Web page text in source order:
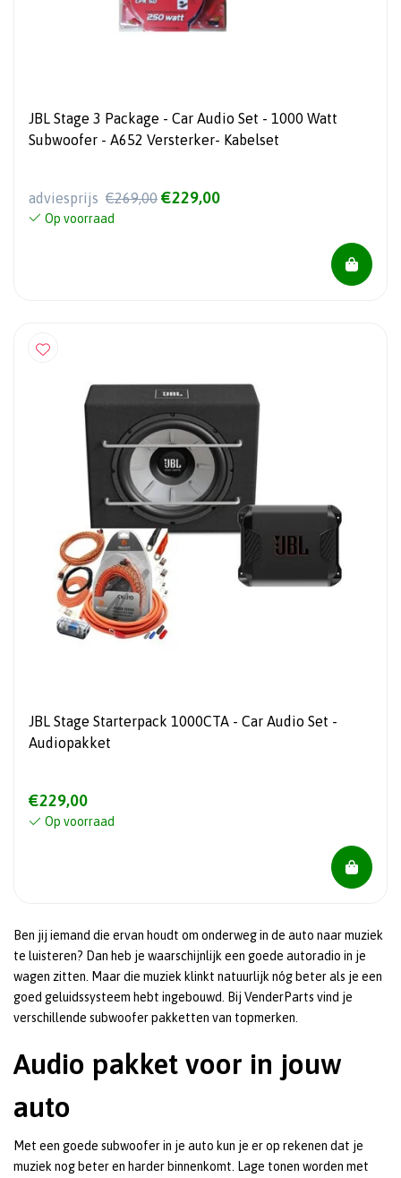
JBL Stage 3 Package - Car Audio Set - 1000 Watt
Subwoofer - A652 Versterker- Kabelset
adviesprijs €269,00 €229,00
Op voorraad
JBL Stage Starterpack 1000CTA - Car Audio Set -
Audiopakket
€229,00
Op voorraad
Ben jij iemand die ervan houdt om onderweg in de auto naar muziek
te luisteren? Dan heb je waarschijnlijk een goede autoradio in je
wagen zitten. Maar die muziek klinkt natuurlijk nóg beter als je een
goed geluidssysteem hebt ingebouwd. Bij VenderParts vind je
verschillende subwoofer pakketten van topmerken.
Audio pakket voor in jouw
auto
Met een goede subwoofer in je auto kun je er op rekenen dat je
muziek nog beter en harder binnenkomt. Lage tonen worden met